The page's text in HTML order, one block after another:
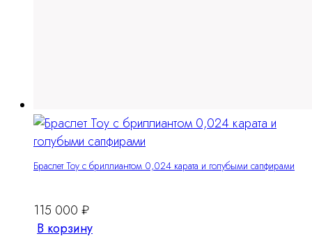
Браслет Тоу c бриллиантом 0,024 карата и голубыми сапфирами
115 000 ₽
В корзину